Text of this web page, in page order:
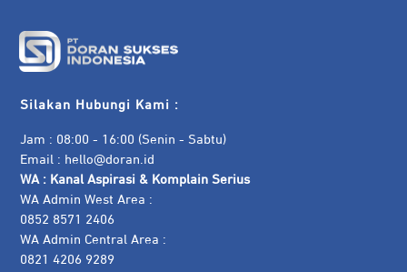
Silakan Hubungi Kami :
Jam : 08:00 - 16:00 (Senin - Sabtu)
Email : hello@doran.id
WA : Kanal Aspirasi & Komplain Serius
WA Admin West Area :
0852 8571 2406
WA Admin Central Area :
0821 4206 9289